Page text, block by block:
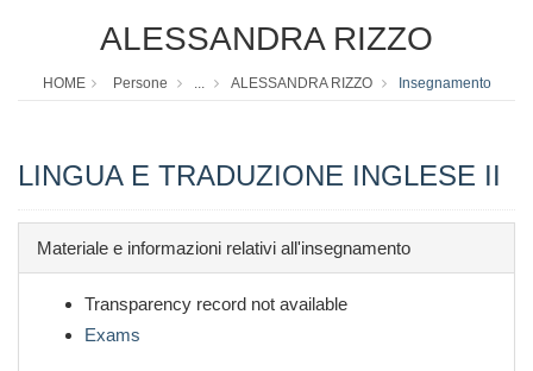
ALESSANDRA RIZZO
HOME Persone ... ALESSANDRA RIZZO Insegnamento
LINGUA E TRADUZIONE INGLESE II
Materiale e informazioni relativi all'insegnamento
Transparency record not available
Exams